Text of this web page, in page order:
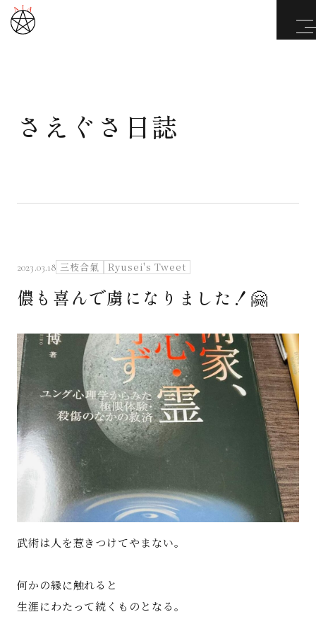
武道と医道
さえぐさ日誌
映像庫
著書
Godo AIAとは
お知らせ
特定商取引法に基づく表記
さえぐさ日誌
2023.03.18 三枝合氣 Ryusei's Tweet
儂も喜んで虜になりました！🤗
武術は人を惹きつけてやまない。
何かの縁に触れると
生涯にわたって続くものとなる。